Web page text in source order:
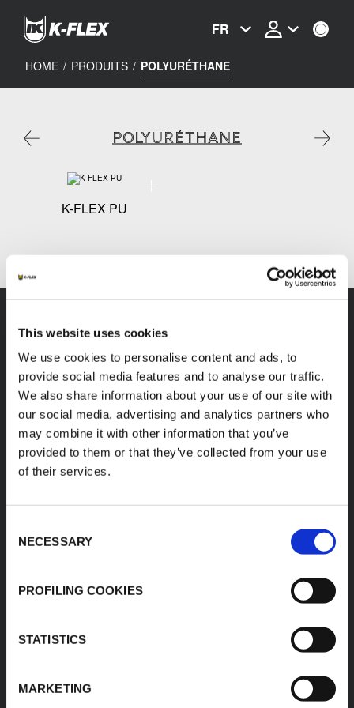
This website uses cookies
We use cookies to personalise content and ads, to
provide social media features and to analyse our traffic.
We also share information about your use of our site with
our social media, advertising and analytics partners who
may combine it with other information that you’ve
provided to them or that they’ve collected from your use
of their services.
Selection
NECESSARY
PROFILING COOKIES
STATISTICS
MARKETING
content
FR
HOME / PRODUITS / POLYURÉTHANE
POLYURÉTHANE
K-FLEX PU
K-FLEX
À propos de K-FLEX
Produits
Application
Zone de
produits
SIÈGE SOCIAL
SAGI K-FLEX
Z.I. Anjou Atlantique
49123 Champtocé Sur
Loire
E:contact@sagi.fr
France
Italie